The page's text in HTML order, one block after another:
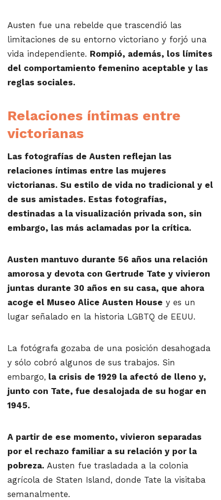
Austen fue una rebelde que trascendió las
limitaciones de su entorno victoriano y forjó una
vida independiente. Rompió, además, los límites
del comportamiento femenino aceptable y las
reglas sociales.
Relaciones íntimas entre
victorianas
Las fotografías de Austen reflejan las
relaciones íntimas entre las mujeres
victorianas. Su estilo de vida no tradicional y el
de sus amistades. Estas fotografías,
destinadas a la visualización privada son, sin
embargo, las más aclamadas por la crítica.
Austen mantuvo durante 56 años una relación
amorosa y devota con Gertrude Tate y vivieron
juntas durante 30 años en su casa, que ahora
acoge el Museo Alice Austen House y es un
lugar señalado en la historia LGBTQ de EEUU.
La fotógrafa gozaba de una posición desahogada
y sólo cobró algunos de sus trabajos. Sin
embargo, la crisis de 1929 la afectó de lleno y,
junto con Tate, fue desalojada de su hogar en
1945.
A partir de ese momento, vivieron separadas
por el rechazo familiar a su relación y por la
pobreza. Austen fue trasladada a la colonia
agrícola de Staten Island, donde Tate la visitaba
semanalmente.